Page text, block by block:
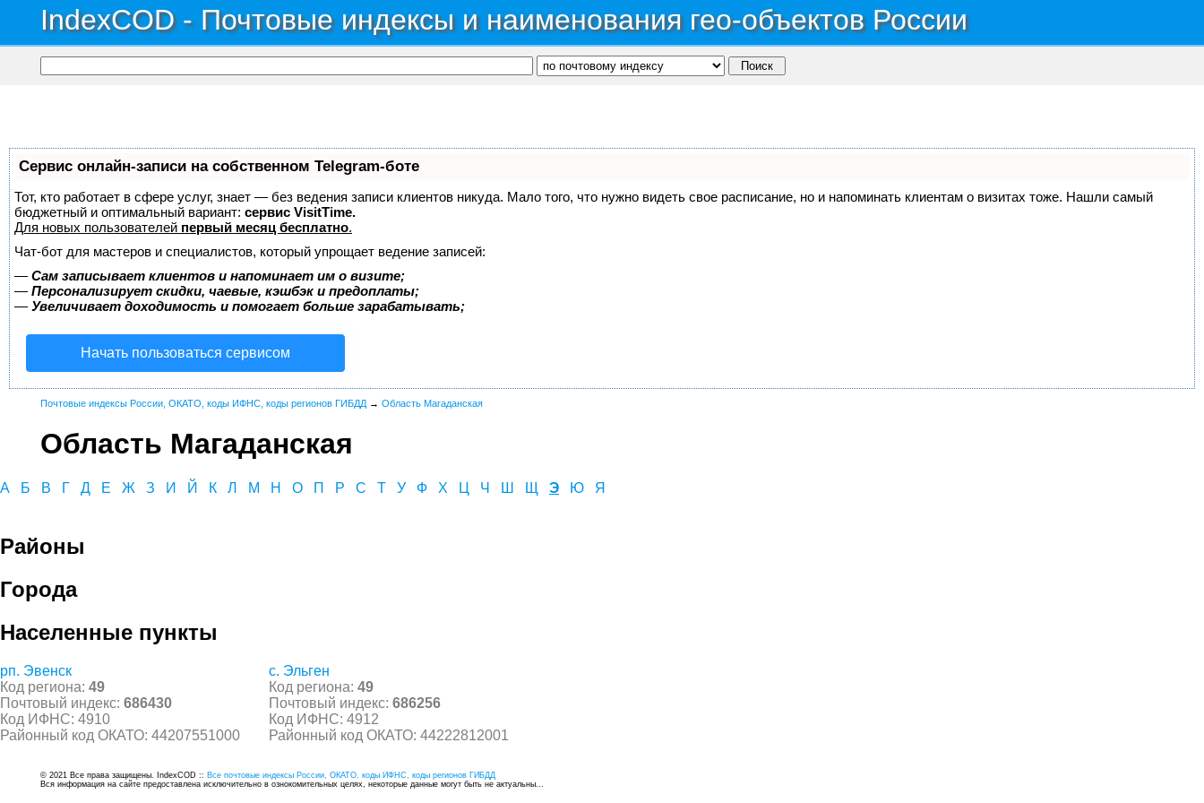
IndexCOD - Почтовые индексы и наименования гео-объектов России
Сервис онлайн-записи на собственном Telegram-боте
Тот, кто работает в сфере услуг, знает — без ведения записи клиентов никуда. Мало того, что нужно видеть свое расписание, но и напоминать клиентам о визитах тоже. Нашли самый
бюджетный и оптимальный вариант: сервис VisitTime.
Для новых пользователей первый месяц бесплатно.
Чат-бот для мастеров и специалистов, который упрощает ведение записей:
— Сам записывает клиентов и напоминает им о визите;
— Персонализирует скидки, чаевые, кэшбэк и предоплаты;
— Увеличивает доходимость и помогает больше зарабатывать;
Начать пользоваться сервисом
Почтовые индексы России, ОКАТО, коды ИФНС, коды регионов ГИБДД → Область Магаданская
Область Магаданская
А Б В Г Д Е Ж З И Й К Л М Н О П Р С Т У Ф Х Ц Ч Ш Щ Э Ю Я
Районы
Города
Населенные пункты
рп. Эвенск
Код региона: 49
Почтовый индекс: 686430
Код ИФНС: 4910
Районный код ОКАТО: 44207551000
с. Эльген
Код региона: 49
Почтовый индекс: 686256
Код ИФНС: 4912
Районный код ОКАТО: 44222812001
© 2021 Все права защищены. IndexCOD :: Все почтовые индексы России, ОКАТО, коды ИФНС, коды регионов ГИБДД
Вся информация на сайте предоставлена исключительно в ознокомительных целях, некоторые данные могут быть не актуальны...